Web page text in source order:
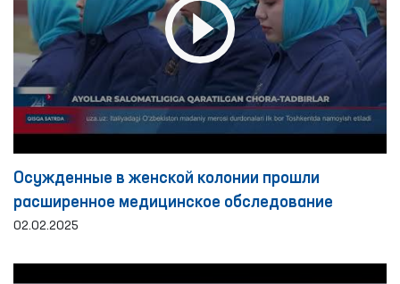
Осужденные в женской колонии прошли
расширенное медицинское обследование
02.02.2025